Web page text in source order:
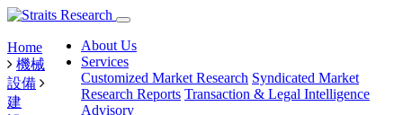
About Us
Services
Customized Market Research Syndicated Market
Research Reports Transaction & Legal Intelligence
Advisory
Home
機械
設備
建